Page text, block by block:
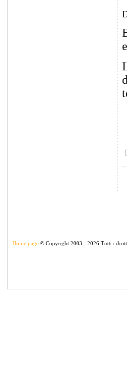
Home page © Copyright 2003 - 2026 Tutti i